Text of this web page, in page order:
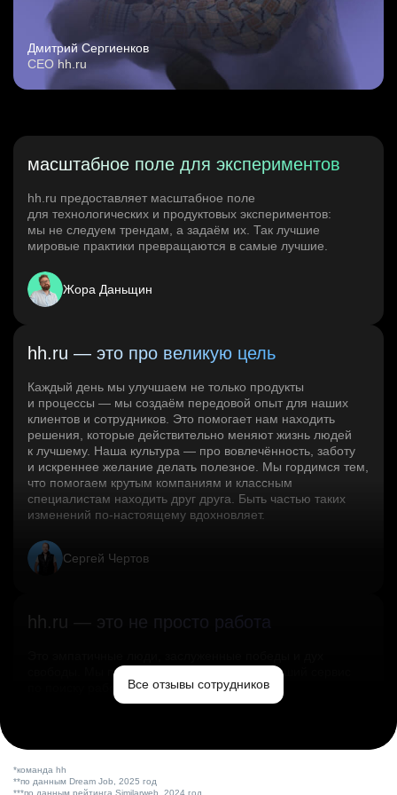
Дмитрий Сергиенков
CEO hh.ru
масштабное поле для экспериментов
hh.ru предоставляет масштабное поле
для технологических и продуктовых экспериментов:
мы не следуем трендам, а задаём их. Так лучшие
мировые практики превращаются в самые лучшие.
Жора Даньщин
hh.ru — это про великую цель
Каждый день мы улучшаем не только продукты
и процессы — мы создаём передовой опыт для наших
клиентов и сотрудников. Это помогает нам находить
решения, которые действительно меняют жизнь людей
к лучшему. Наша культура — про вовлечённость, заботу
и искреннее желание делать полезное. Мы гордимся тем,
что помогаем крутым компаниям и классным
специалистам находить друг друга. Быть частью таких
изменений по‑настоящему вдохновляет.
Сергей Чертов
hh.ru — это не просто работа
свободы. Мы помогаем миру и создаём лучший сервис
по поиску работы в стране.Все отзывы сотрудников
*команда hh
**по данным Dream Job, 2025 год
***по данным рейтинга Similarweb, 2024 год